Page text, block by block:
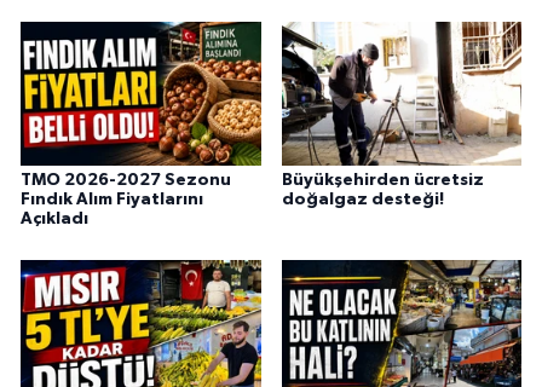
TMO 2026-2027 Sezonu
Fındık Alım Fiyatlarını
Açıkladı
Büyükşehirden ücretsiz
doğalgaz desteği!